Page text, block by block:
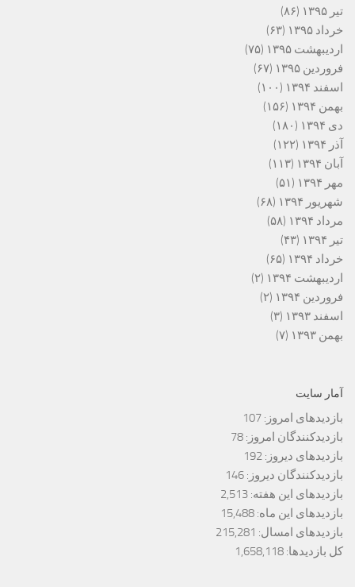
تیر ۱۳۹۵
(۸۶)
خرداد ۱۳۹۵
(۶۳)
اردیبهشت ۱۳۹۵
(۷۵)
فروردین ۱۳۹۵
(۶۷)
اسفند ۱۳۹۴
(۱۰۰)
بهمن ۱۳۹۴
(۱۵۶)
دی ۱۳۹۴
(۱۸۰)
آذر ۱۳۹۴
(۱۲۲)
آبان ۱۳۹۴
(۱۱۳)
مهر ۱۳۹۴
(۵۱)
شهریور ۱۳۹۴
(۶۸)
مرداد ۱۳۹۴
(۵۸)
تیر ۱۳۹۴
(۴۳)
خرداد ۱۳۹۴
(۶۵)
اردیبهشت ۱۳۹۴
(۲)
فروردین ۱۳۹۴
(۲)
اسفند ۱۳۹۳
(۳)
بهمن ۱۳۹۳
(۷)
آمار سایت
بازدیدهای امروز: 107
بازدیدکنندگان امروز: 78
بازدیدهای دیروز: 192
بازدیدکنندگان دیروز: 146
بازدیدهای این هفته: 2,513
بازدیدهای این ماه: 15,488
بازدیدهای امسال: 215,281
کل بازدیدها: 1,658,118